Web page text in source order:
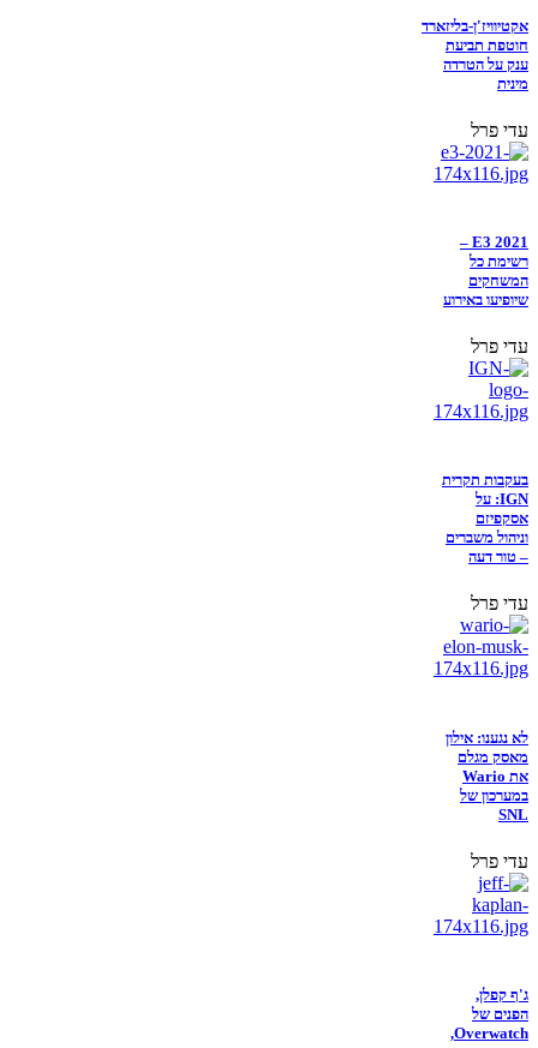
אקטיוויז'ן-בליזארד
חוטפת תביעת
ענק על הטרדה
מינית
עדי פרל
E3 2021 –
רשימת כל
המשחקים
שיופיעו באירוע
עדי פרל
בעקבות תקרית
IGN: על
אסקפיזם
וניהול משברים
– טור דעה
עדי פרל
לא נגענו: אילון
מאסק מגלם
את Wario
במערכון של
SNL
עדי פרל
ג'ף קפלן,
הפנים של
Overwatch,